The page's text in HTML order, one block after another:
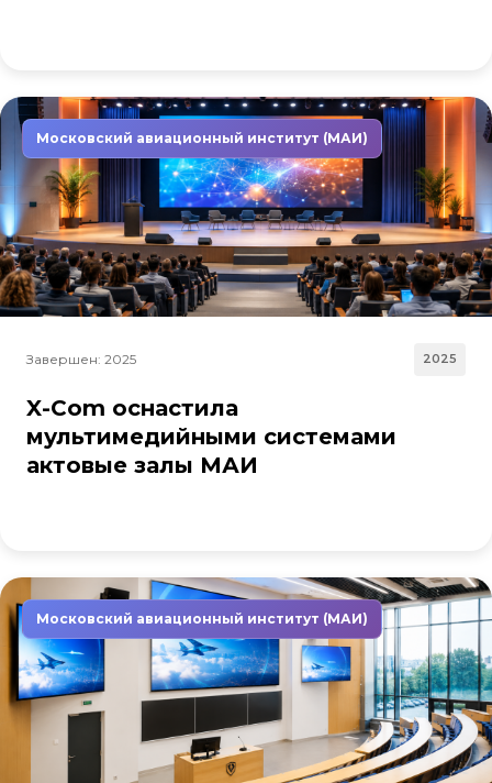
Московский авиационный институт (МАИ)
Завершен: 2025 2025
X-Com оснастила
мультимедийными системами
актовые залы МАИ
Московский авиационный институт (МАИ)